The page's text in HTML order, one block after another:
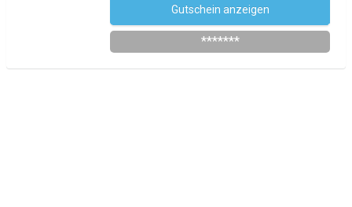
Gutschein anzeigen
*******